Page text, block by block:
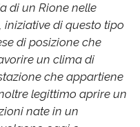
di un Rione nelle
iniziative di questo tipo
di posizione che
un clima di
che appartiene
legittimo aprire un
nate in un